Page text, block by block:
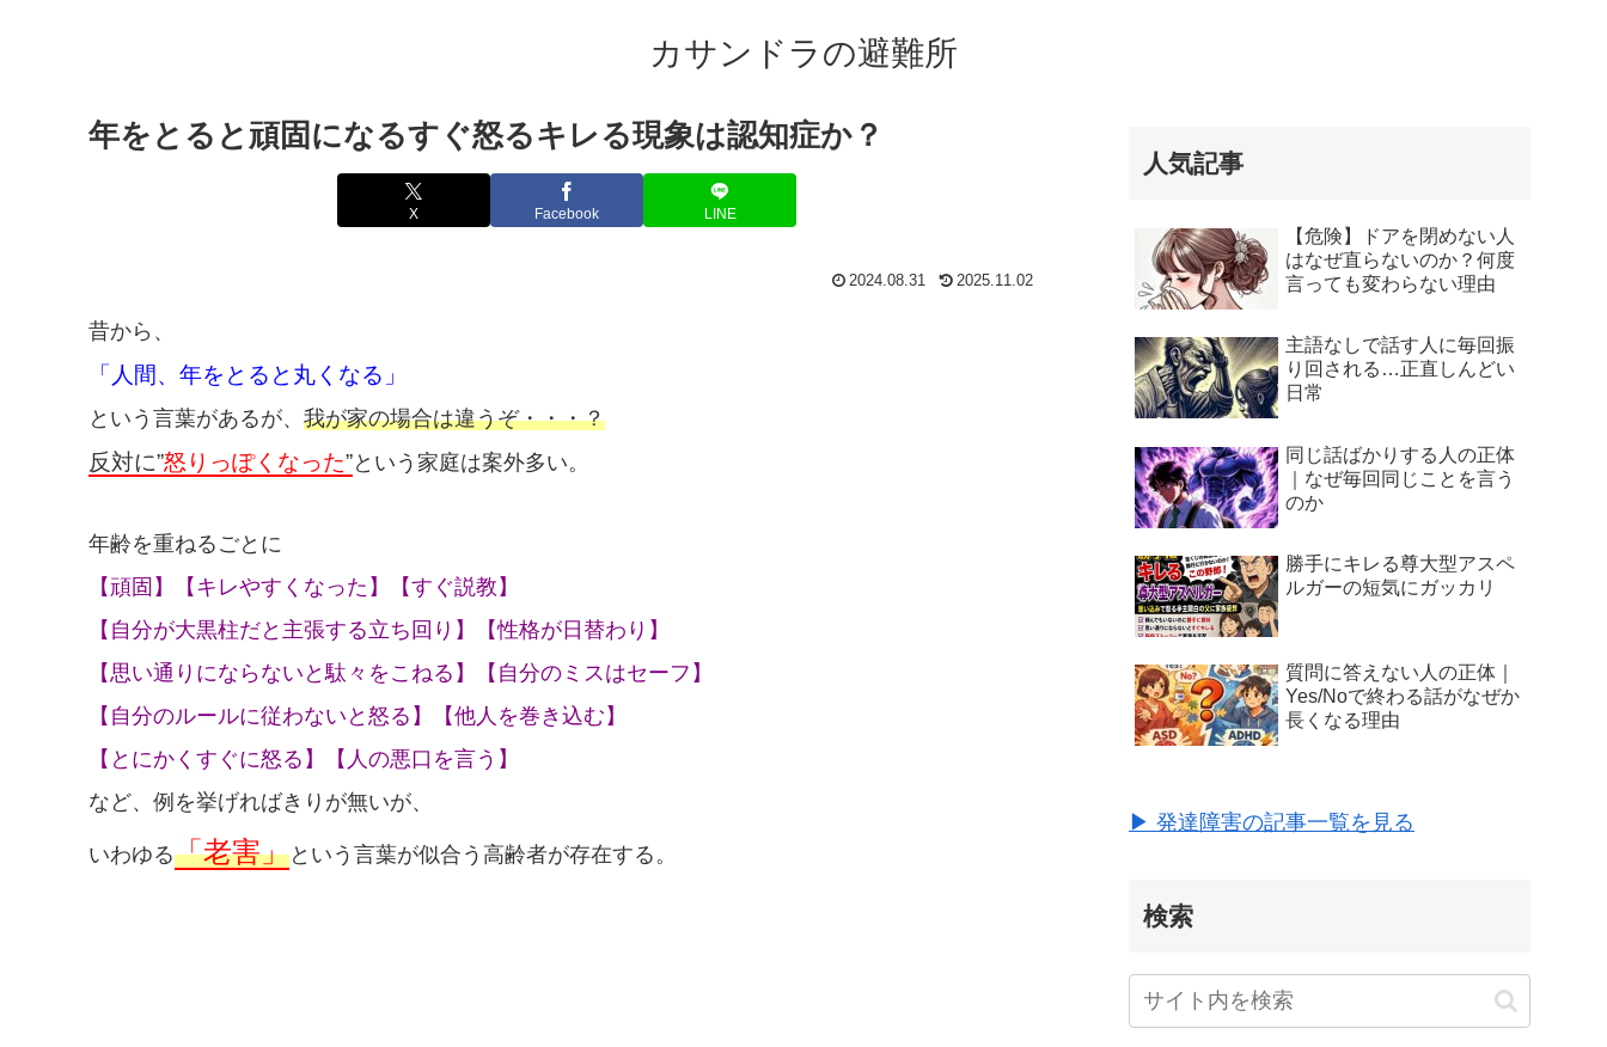
カサンドラの避難所
年をとると頑固になるすぐ怒るキレる現象は認知症か？
X Facebook LINE
2024.08.31 2025.11.02
昔から、
「人間、年をとると丸くなる」
という言葉があるが、 我が家の場合は違うぞ・・・？
反対に”怒りっぽくなった”という家庭は案外多い。
年齢を重ねるごとに
【頑固】【キレやすくなった】【すぐ説教】
【自分が大黒柱だと主張する立ち回り】【性格が日替わり】
【思い通りにならないと駄々をこねる】【自分のミスはセーフ】
【自分のルールに従わないと怒る】【他人を巻き込む】
【とにかくすぐに怒る】【人の悪口を言う】
など、例を挙げればきりが無いが、
いわゆる「老害」という言葉が似合う高齢者が存在する。
人気記事
【危険】ドアを閉めない人
はなぜ直らないのか？何度
言っても変わらない理由
主語なしで話す人に毎回振
り回される…正直しんどい
日常
同じ話ばかりする人の正体
｜なぜ毎回同じことを言う
のか
勝手にキレる尊大型アスペ
ルガーの短気にガッカリ
質問に答えない人の正体｜
Yes/Noで終わる話がなぜか
長くなる理由
▶ 発達障害の記事一覧を見る
検索